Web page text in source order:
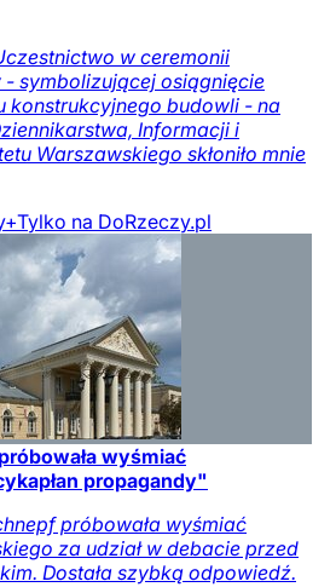
w ceremonii
symbolizującej osiągnięcie
konstrukcyjnego budowli - na
Informacji i
Warszawskiego skłoniło mnie
Tylko na DoRzeczy.pl
wyśmiać
propagandy"
próbowała wyśmiać
za udział w debacie przed
Dostała szybką odpowiedź.